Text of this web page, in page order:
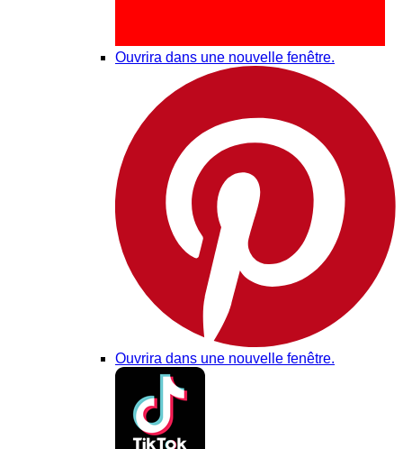
Ouvrira dans une nouvelle fenêtre.
Ouvrira dans une nouvelle fenêtre.